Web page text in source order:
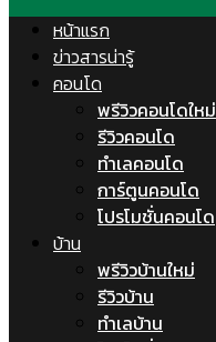
หน้าแรก
ข่าวสารน่ารู้
คอนโด
พรีวิวคอนโดใหม่
รีวิวคอนโด
ทำเลคอนโด
การ์ตูนคอนโด
โปรโมชั่นคอนโด
บ้าน
พรีวิวบ้านใหม่
รีวิวบ้าน
ทำเลบ้าน